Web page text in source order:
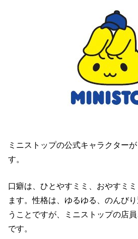
ミニストップの公式キャラクター
す。
口癖は、ひとやすミミ、おやすミ
ます。性格は、ゆるゆる、のんび
うことですが、ミニストップの店
です。